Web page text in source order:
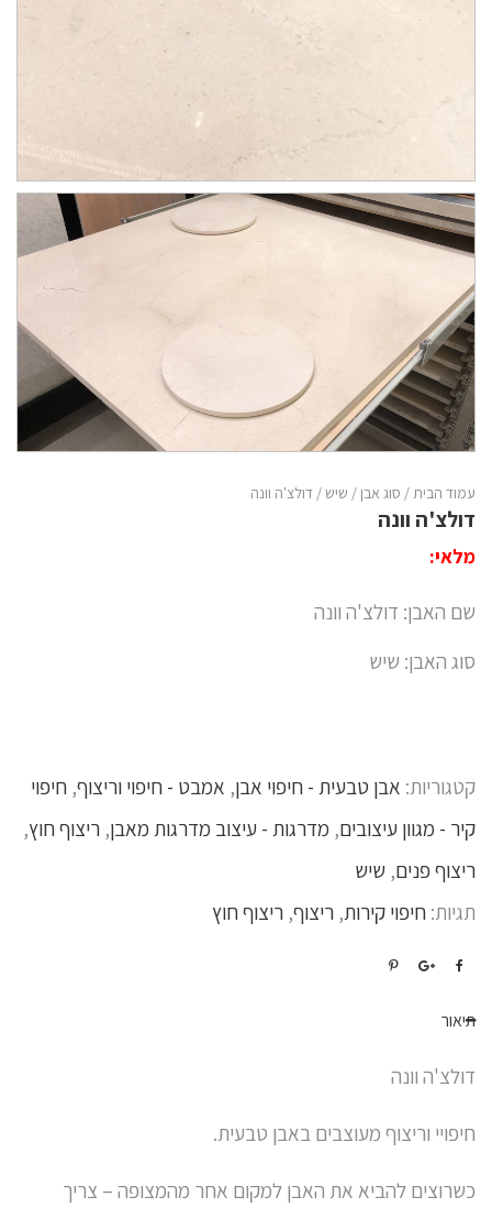
עמוד הבית/ סוג אבן/ שיש/ דולצ'ה וונה
דולצ'ה וונה
מלאי:
שם האבן: דולצ'ה וונה
סוג האבן: שיש
קטגוריות: אבן טבעית - חיפוי אבן, אמבט - חיפוי וריצוף, חיפוי
קיר - מגוון עיצובים, מדרגות - עיצוב מדרגות מאבן, ריצוף חוץ,
ריצוף פנים, שיש
תגיות: חיפוי קירות, ריצוף, ריצוף חוץ
תיאור
דולצ'ה וונה
חיפויי וריצוף מעוצבים באבן טבעית.
כשרוצים להביא את האבן למקום אחר מהמצופה – צריך